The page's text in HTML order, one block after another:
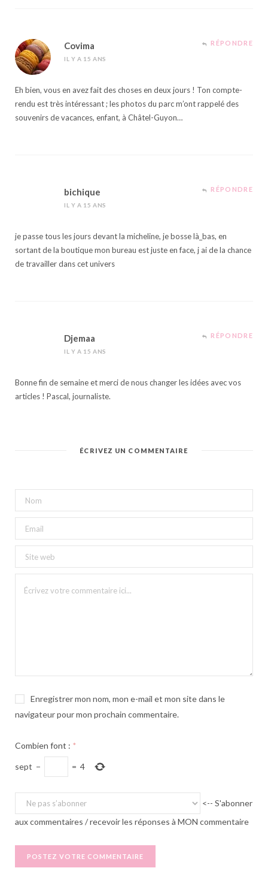
Covima
IL Y A 15 ANS
RÉPONDRE
Eh bien, vous en avez fait des choses en deux jours ! Ton compte-
rendu est très intéressant ; les photos du parc m’ont rappelé des
souvenirs de vacances, enfant, à Châtel-Guyon…
bichique
IL Y A 15 ANS
RÉPONDRE
je passe tous les jours devant la micheline, je bosse là_bas, en
sortant de la boutique mon bureau est juste en face, j ai de la chance
de travailler dans cet univers
Djemaa
IL Y A 15 ANS
RÉPONDRE
Bonne fin de semaine et merci de nous changer les idées avec vos
articles ! Pascal, journaliste.
ÉCRIVEZ UN COMMENTAIRE
Enregistrer mon nom, mon e-mail et mon site dans le
navigateur pour mon prochain commentaire.
Combien font : *
sept − = 4
<-- S'abonner
aux commentaires / recevoir les réponses à MON commentaire